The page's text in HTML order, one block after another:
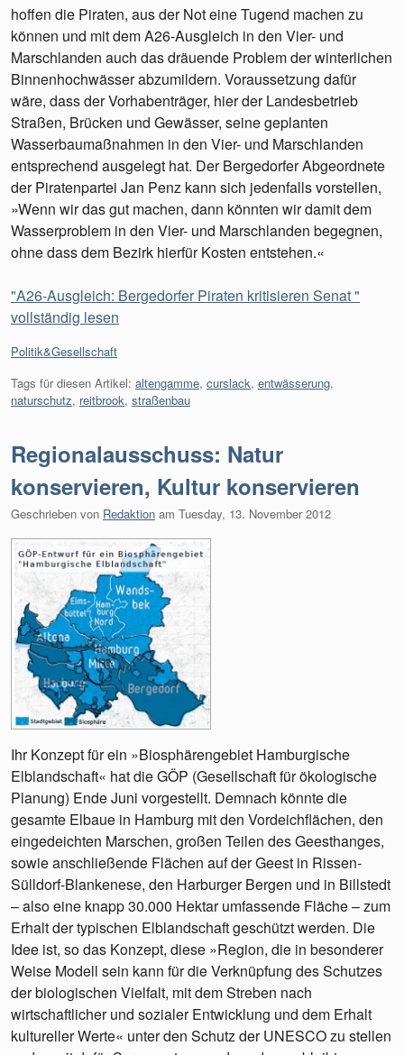
hoffen die Piraten, aus der Not eine Tugend machen zu
können und mit dem A26-Ausgleich in den Vier- und
Marschlanden auch das dräuende Problem der winterlichen
Binnenhochwässer abzumildern. Voraussetzung dafür
wäre, dass der Vorhabenträger, hier der Landesbetrieb
Straßen, Brücken und Gewässer, seine geplanten
Wasserbaumaßnahmen in den Vier- und Marschlanden
entsprechend ausgelegt hat. Der Bergedorfer Abgeordnete
der Piratenpartei Jan Penz kann sich jedenfalls vorstellen,
»Wenn wir das gut machen, dann könnten wir damit dem
Wasserproblem in den Vier- und Marschlanden begegnen,
ohne dass dem Bezirk hierfür Kosten entstehen.«
"A26-Ausgleich: Bergedorfer Piraten kritisieren Senat "
vollständig lesen
Kategorien:
Politik&Gesellschaft
Tags für diesen Artikel: altengamme, curslack, entwässerung,
naturschutz, reitbrook, straßenbau
Regionalausschuss: Natur
konservieren, Kultur konservieren
Geschrieben von Redaktion am Tuesday, 13. November 2012
Ihr Konzept für ein »Biosphärengebiet Hamburgische
Elblandschaft« hat die GÖP (Gesellschaft für ökologische
Planung) Ende Juni vorgestellt. Demnach könnte die
gesamte Elbaue in Hamburg mit den Vordeichflächen, den
eingedeichten Marschen, großen Teilen des Geesthanges,
sowie anschließende Flächen auf der Geest in Rissen-
Sülldorf-Blankenese, den Harburger Bergen und in Billstedt
– also eine knapp 30.000 Hektar umfassende Fläche – zum
Erhalt der typischen Elblandschaft geschützt werden. Die
Idee ist, so das Konzept, diese »Region, die in besonderer
Weise Modell sein kann für die Verknüpfung des Schutzes
der biologischen Vielfalt, mit dem Streben nach
wirtschaftlicher und sozialer Entwicklung und dem Erhalt
kultureller Werte« unter den Schutz der UNESCO zu stellen